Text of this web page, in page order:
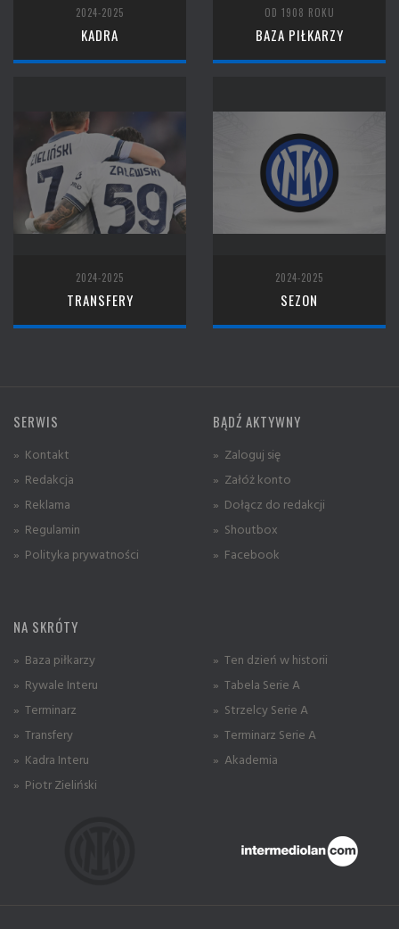
2024-2025
KADRA
OD 1908 ROKU
BAZA PIŁKARZY
2024-2025
TRANSFERY
2024-2025
SEZON
SERWIS
» Kontakt
» Redakcja
» Reklama
» Regulamin
» Polityka prywatności
BĄDŹ AKTYWNY
» Zaloguj się
» Załóż konto
» Dołącz do redakcji
» Shoutbox
» Facebook
NA SKRÓTY
» Baza piłkarzy
» Rywale Interu
» Terminarz
» Transfery
» Kadra Interu
» Piotr Zieliński
» Ten dzień w historii
» Tabela Serie A
» Strzelcy Serie A
» Terminarz Serie A
» Akademia